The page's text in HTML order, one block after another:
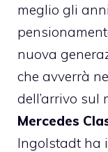
meglio gli
nuova
che avverrà
dell’arrivo sul
Mercedes
Ingolstadt ha